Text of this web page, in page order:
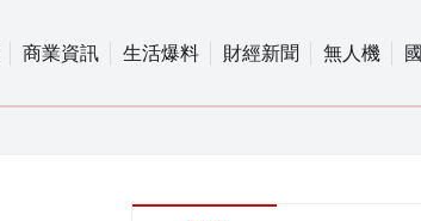
商業資訊 生活爆料 財經新聞 無人機